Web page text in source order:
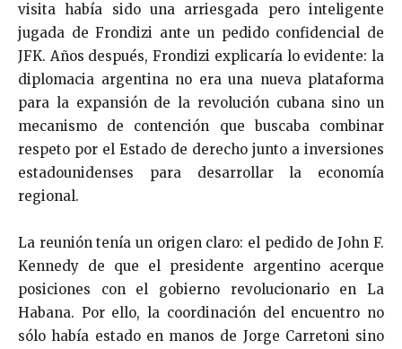
visita había sido una arriesgada pero inteligente
jugada de Frondizi ante un pedido confidencial de
JFK. Años después, Frondizi explicaría lo evidente: la
diplomacia argentina no era una nueva plataforma
para la expansión de la revolución cubana sino un
mecanismo de contención que buscaba combinar
respeto por el Estado de derecho junto a inversiones
estadounidenses para desarrollar la economía
regional.
La reunión tenía un origen claro: el pedido de John F.
Kennedy de que el presidente argentino acerque
posiciones con el gobierno revolucionario en La
Habana. Por ello, la coordinación del encuentro no
sólo había estado en manos de Jorge Carretoni sino